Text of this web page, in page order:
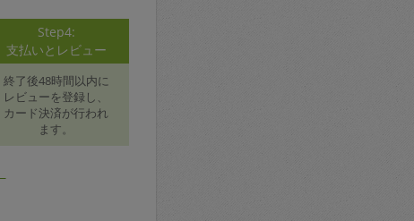
Step4:
支払いとレビュー
終了後48時間以内に
レビューを登録し、
カード決済が行われ
ます。